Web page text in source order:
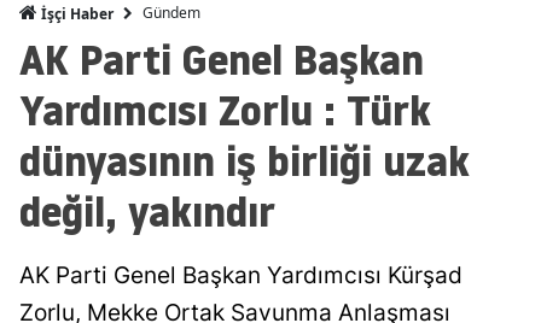
Kırşehir
Konya
Kütahya
İşçi Haber Gündem
AK Parti Genel Başkan
Yardımcısı Zorlu : Türk
dünyasının iş birliği uzak
değil, yakındır
AK Parti Genel Başkan Yardımcısı Kürşad
Zorlu, Mekke Ortak Savunma Anlaşması